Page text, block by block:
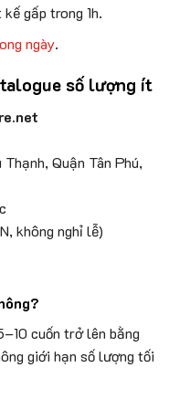
gấp trong 1h.
ngày.
số lượng ít
Quận Tân Phú,
không nghỉ lễ)
cuốn trở lên bằng
giới hạn số lượng tối